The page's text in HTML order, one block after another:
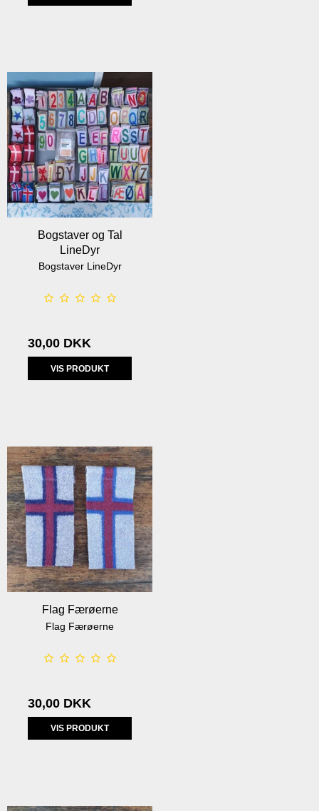
Bogstaver og Tal
LineDyr
Bogstaver LineDyr
30,00 DKK
VIS PRODUKT
Flag Færøerne
Flag Færøerne
30,00 DKK
VIS PRODUKT